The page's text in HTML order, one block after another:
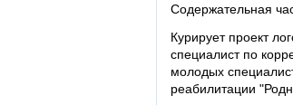
Содержательная
Курирует проект
специалист по
молодых
реабилитации